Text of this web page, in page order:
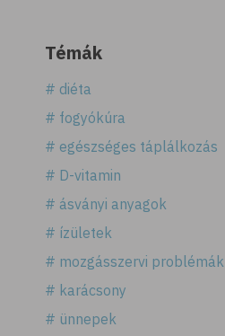
Témák
# diéta
# fogyókúra
# egészséges táplálkozás
# D-vitamin
# ásványi anyagok
# ízületek
# mozgásszervi problémák
# karácsony
# ünnepek